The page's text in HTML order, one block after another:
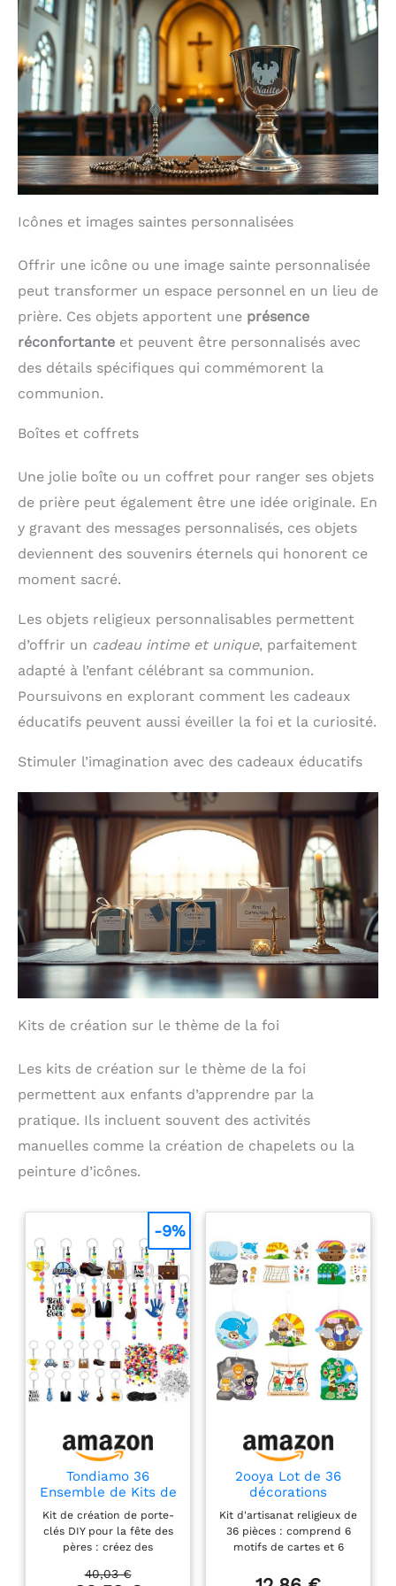
Icônes et images saintes personnalisées
Offrir une icône ou une image sainte personnalisée
peut transformer un espace personnel en un lieu de
prière. Ces objets apportent une présence
réconfortante et peuvent être personnalisés avec
des détails spécifiques qui commémorent la
communion.
Boîtes et coffrets
Une jolie boîte ou un coffret pour ranger ses objets
de prière peut également être une idée originale. En
y gravant des messages personnalisés, ces objets
deviennent des souvenirs éternels qui honorent ce
moment sacré.
Les objets religieux personnalisables permettent
d’offrir un cadeau intime et unique, parfaitement
adapté à l’enfant célébrant sa communion.
Poursuivons en explorant comment les cadeaux
éducatifs peuvent aussi éveiller la foi et la curiosité.
Stimuler l’imagination avec des cadeaux éducatifs
Kits de création sur le thème de la foi
Les kits de création sur le thème de la foi
permettent aux enfants d’apprendre par la
pratique. Ils incluent souvent des activités
manuelles comme la création de chapelets ou la
peinture d’icônes.
Tondiamo 36
Ensemble de Kits de
Création de Porte-
clés pour la Fête
des Pères Bricolage
Perles Porte-clés
pour la Fête des
Kit de création de porte-
clés DIY pour la fête des
pères : créez des
avec ce kit complet de
40,03 €
-9%
2ooya Lot de 36
décorations
religieuses
chrétiennes pour
enfants en vrac,
histoires de la Bible
Kit d'artisanat religieux de
36 pièces : comprend 6
motifs de cartes et 6
pour un total de 72